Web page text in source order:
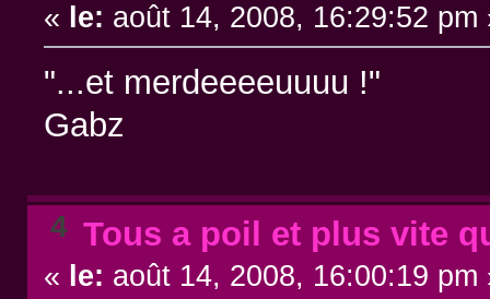
« le: août 14, 2008, 16:29:52 pm
"...et merdeeeeuuuu !"
Gabz
4 Tous a poil et plus vite
« le: août 14, 2008, 16:00:19 pm